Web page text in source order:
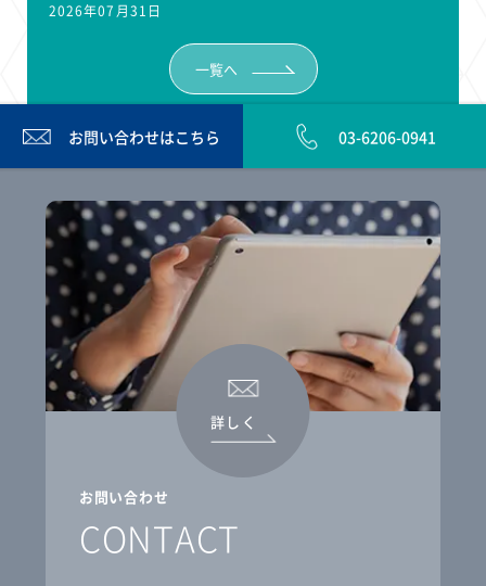
2026年07月31日
一覧へ
お問い合わせはこちら 03-6206-0941
お問い合わせ
CONTACT
詳しく